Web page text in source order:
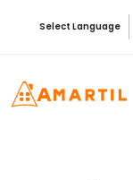
Select Language